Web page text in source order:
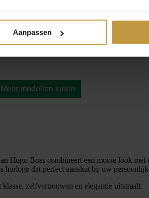
Aanpassen
Meer modellen tonen
Hugo Boss combineert een mooie look
horloge dat perfect aansluit bij uw
zelfvertrouwen en elegantie uitstraalt.